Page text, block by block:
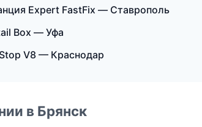
Expert FastFix — Ставрополь
Box — Уфа
V8 — Краснодар
в Брянск